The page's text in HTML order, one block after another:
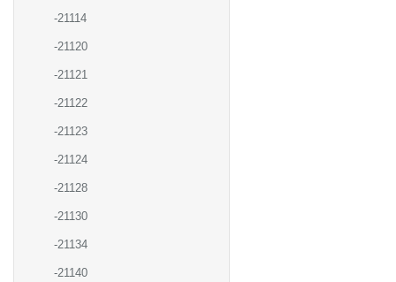
-21114
-21120
-21121
-21122
-21123
-21124
-21128
-21130
-21134
-21140